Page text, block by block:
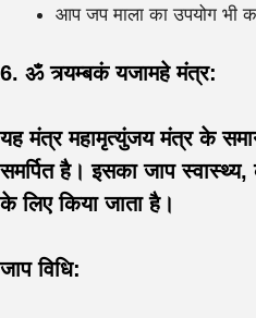
आप जप माला का उपयोग भी
6. ॐ त्र्यम्बकं यजामहे मंत्र:
यह मंत्र महामृत्युंजय मंत्र के
समर्पित है। इसका जाप
के लिए किया जाता है।
जाप विधि: